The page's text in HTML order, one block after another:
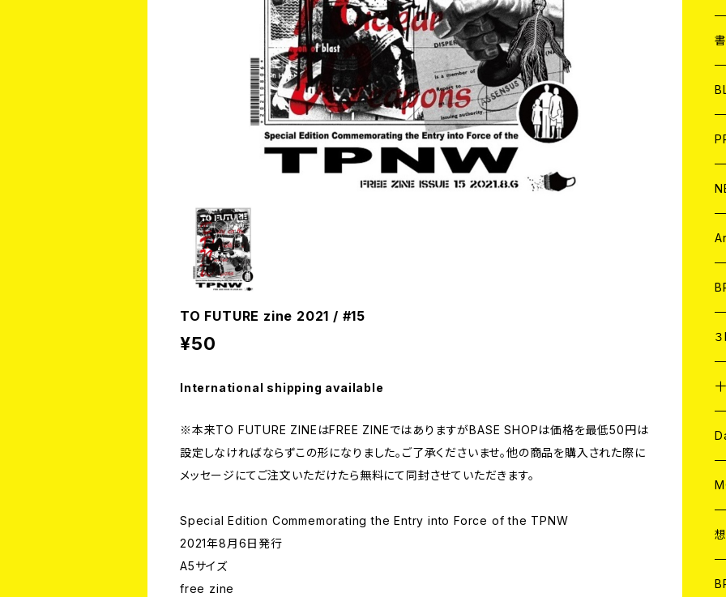
TO FUTURE zine 2021 / #15
¥50
International shipping available
※本来TO FUTURE ZINEはFREE ZINEではありますがBASE SHOPは価格を最低50円は
設定しなければならずこの形になりました。ご了承くださいませ。他の商品を購入された際に
メッセージにてご注文いただけたら無料にて同封させていただきます。
Special Edition Commemorating the Entry into Force of the TPNW
2021年8月6日発行
A5サイズ
free zine
７
LP